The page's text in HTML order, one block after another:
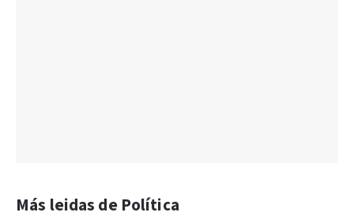
Más leidas de Política